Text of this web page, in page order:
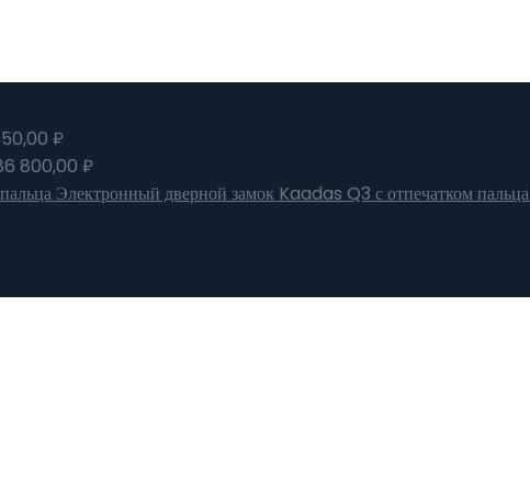
₽
800,00 ₽
Электронный дверной замок Kaadas Q3 с отпечатком пальца